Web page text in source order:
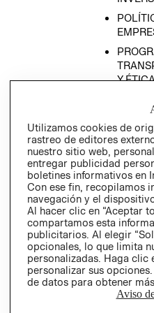
Y
Y
Colombia ($)
Utilizamos cookies de
rastreo de editores
nuestro sitio web,
entregar publicidad
boletines informativos en
Con ese fin, recopilamos
navegación y el
Al hacer clic en “Aceptar
compartamos esta
publicitarios. Al elegir
opcionales, lo que limita
personalizadas. Haga clic
personalizar sus
de datos para obtener
Aviso